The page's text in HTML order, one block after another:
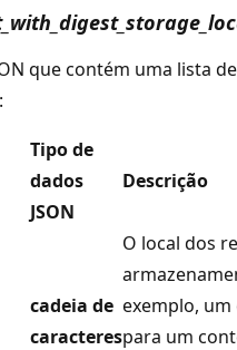
que contém uma lista
Tipo de
dados
JSON
Descrição
cadeia de
caracteres
O local dos
exemplo, um
para um